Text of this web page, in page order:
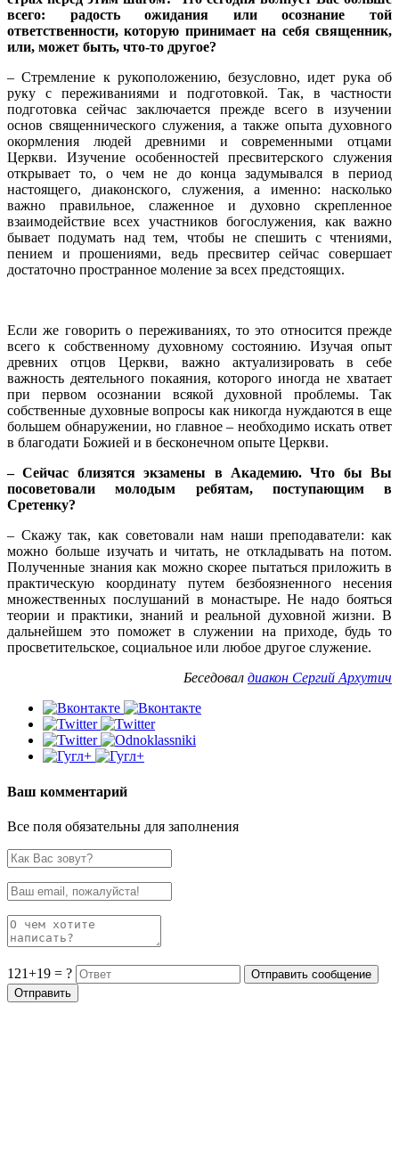
всего: радость ожидания или осознание той
ответственности, которую принимает на себя священник,
или, может быть, что-то другое?
– Стремление к рукоположению, безусловно, идет рука об
руку с переживаниями и подготовкой. Так, в частности
подготовка сейчас заключается прежде всего в изучении
основ священнического служения, а также опыта духовного
окормления людей древними и современными отцами
Церкви. Изучение особенностей пресвитерского служения
открывает то, о чем не до конца задумывался в период
настоящего, диаконского, служения, а именно: насколько
важно правильное, слаженное и духовно скрепленное
взаимодействие всех участников богослужения, как важно
бывает подумать над тем, чтобы не спешить с чтениями,
пением и прошениями, ведь пресвитер сейчас совершает
достаточно пространное моление за всех предстоящих.
Если же говорить о переживаниях, то это относится прежде
всего к собственному духовному состоянию. Изучая опыт
древних отцов Церкви, важно актуализировать в себе
важность деятельного покаяния, которого иногда не хватает
при первом осознании всякой духовной проблемы. Так
собственные духовные вопросы как никогда нуждаются в еще
большем обнаружении, но главное – необходимо искать ответ
в благодати Божией и в бесконечном опыте Церкви.
– Сейчас близятся экзамены в Академию. Что бы Вы
посоветовали молодым ребятам, поступающим в
Сретенку?
– Скажу так, как советовали нам наши преподаватели: как
можно больше изучать и читать, не откладывать на потом.
Полученные знания как можно скорее пытаться приложить в
практическую координату путем безбоязненного несения
множественных послушаний в монастыре. Не надо бояться
теории и практики, знаний и реальной духовной жизни. В
дальнейшем это поможет в служении на приходе, будь то
просветительское, социальное или любое другое служение.
Беседовал диакон Сергий Архутич
Ваш комментарий
Все поля обязательны для заполнения
121+19 = ?